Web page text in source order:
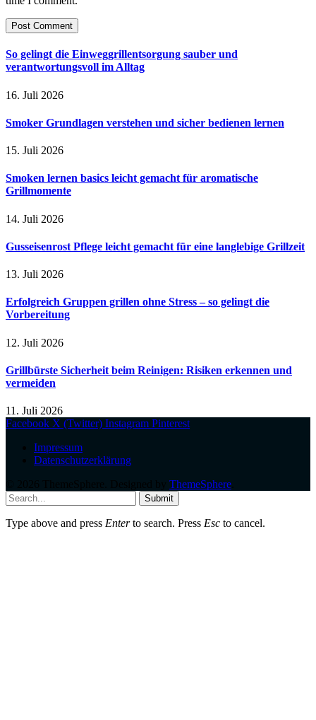
So gelingt die Einweggrillentsorgung sauber und
verantwortungsvoll im Alltag
16. Juli 2026
Smoker Grundlagen verstehen und sicher bedienen lernen
15. Juli 2026
Smoken lernen basics leicht gemacht für aromatische
Grillmomente
14. Juli 2026
Gusseisenrost Pflege leicht gemacht für eine langlebige Grillzeit
13. Juli 2026
Erfolgreich Gruppen grillen ohne Stress – so gelingt die
Vorbereitung
12. Juli 2026
Grillbürste Sicherheit beim Reinigen: Risiken erkennen und
vermeiden
11. Juli 2026
Facebook X (Twitter) Instagram Pinterest
Impressum
Datenschutzerklärung
ThemeSphere
Submit
Type above and press Enterto search. Press Esc to cancel.